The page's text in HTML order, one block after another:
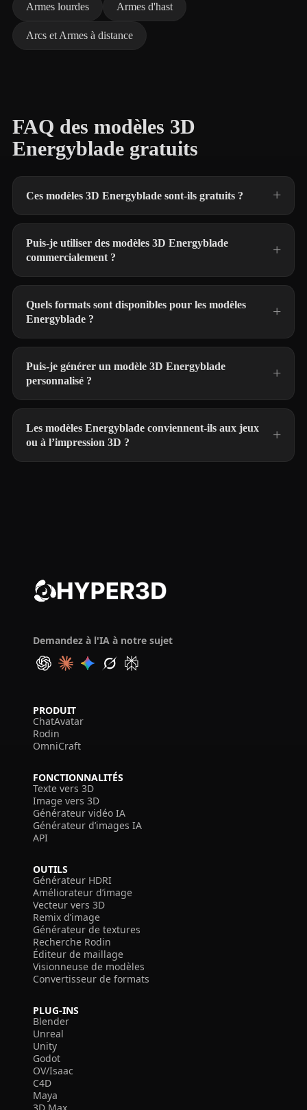
Armes lourdes Armes d'hast
Arcs et Armes à distance
FAQ des modèles 3D
Energyblade gratuits
Ces modèles 3D Energyblade sont-ils gratuits ?
Puis-je utiliser des modèles 3D Energyblade
commercialement ?
Quels formats sont disponibles pour les modèles
Energyblade ?
Puis-je générer un modèle 3D Energyblade
personnalisé ?
Les modèles Energyblade conviennent-ils aux jeux
ou à l’impression 3D ?
Demandez à l'IA à notre sujet
PRODUIT
ChatAvatar
Rodin
OmniCraft
FONCTIONNALITÉS
Texte vers 3D
Image vers 3D
Générateur vidéo IA
Générateur d’images IA
API
OUTILS
Générateur HDRI
Améliorateur d’image
Vecteur vers 3D
Remix d’image
Générateur de textures
Recherche Rodin
Éditeur de maillage
Visionneuse de modèles
Convertisseur de formats
PLUG-INS
Blender
Unreal
Unity
Godot
OV/Isaac
C4D
Maya